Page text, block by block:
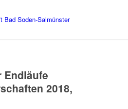
Endläufe
2018,